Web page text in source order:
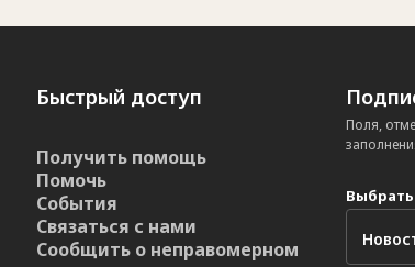
Быстрый доступ
Получить помощь
Помочь
События
Связаться с нами
Сообщить о неправомерном
Поля,